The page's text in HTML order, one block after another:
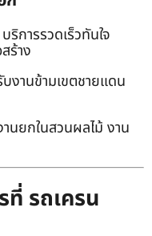
ริการรวดเร็วทันใจ
ร้าง
งานข้ามเขตชายแดน
านยกในสวนผลไม้ งาน
ที่ รถเครน